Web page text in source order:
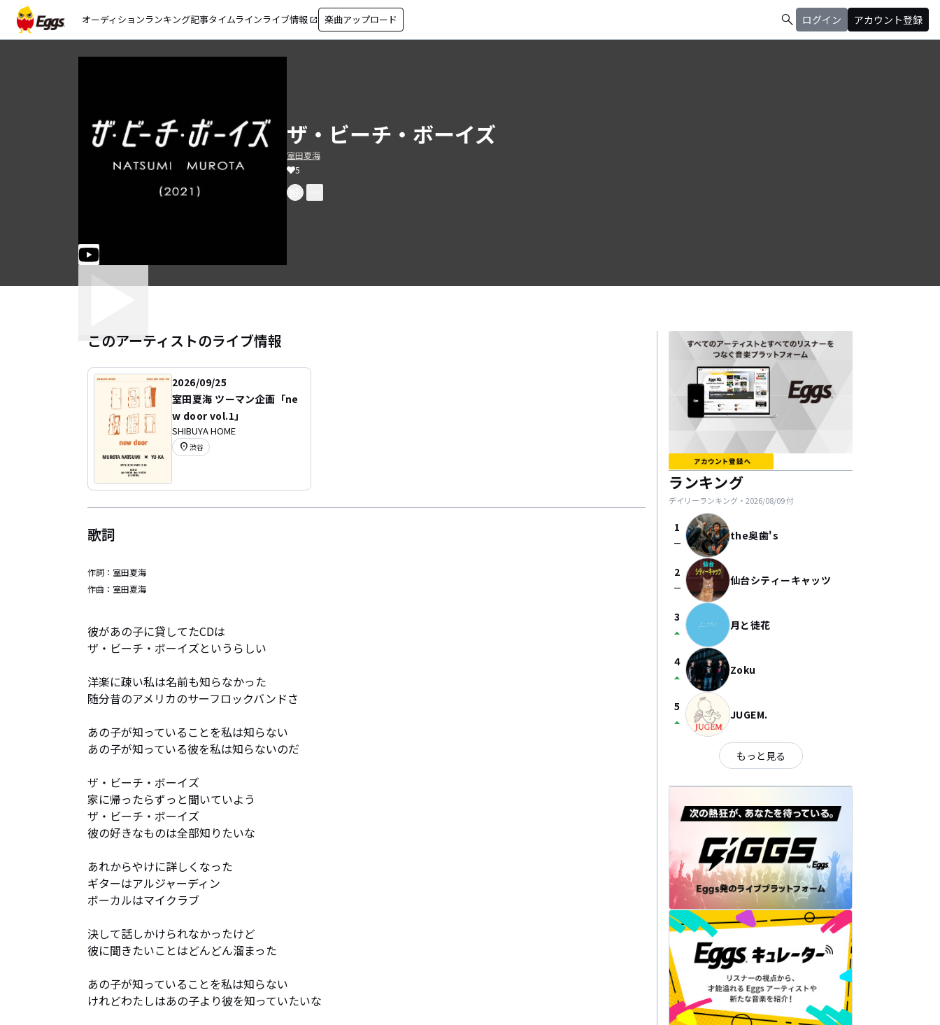
オーディションランキング記事タイムラインライブ情報 open_in_new 楽曲アップロード search ログイン アカウント登録
ザ・ビーチ・ボーイズ
室田夏海
5
このアーティストのライブ情報
2026/09/25
室田夏海 ツーマン企画「ne
w door vol.1」
SHIBUYA HOME
location_on 渋谷
歌詞
作詞： 室田夏海
作曲： 室田夏海
彼があの子に貸してたCDは
ザ・ビーチ・ボーイズというらしい
洋楽に疎い私は名前も知らなかった
随分昔のアメリカのサーフロックバンドさ
あの子が知っていることを私は知らない
あの子が知っている彼を私は知らないのだ
ザ・ビーチ・ボーイズ
家に帰ったらずっと聞いていよう
ザ・ビーチ・ボーイズ
彼の好きなものは全部知りたいな
あれからやけに詳しくなった
ギターはアルジャーディン
ボーカルはマイクラブ
決して話しかけられなかったけど
彼に聞きたいことはどんどん溜まった
あの子が知っていることを私は知らない
けれどわたしはあの子より彼を知っていたいな
ランキング
デイリーランキング・ 2026/08/09付
1
check_indeterminate_small the奥歯's
2
check_indeterminate_small 仙台シティーキャッツ
3
arrow_drop_up 月と徒花
4
arrow_drop_up Zoku
5
arrow_drop_up JUGEM.
もっと見る